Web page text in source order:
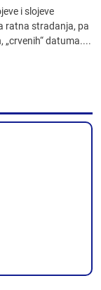
i slojeve
ratna stradanja, pa
datuma....